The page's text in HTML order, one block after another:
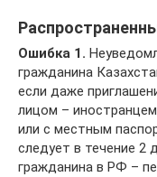
Ошибка 1.
гражданина
если даже
лицом –
или с местным
следует в течение 2
гражданина в РФ –